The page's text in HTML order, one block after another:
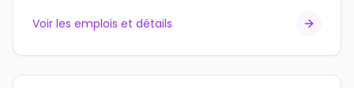
Voir les emplois et détails